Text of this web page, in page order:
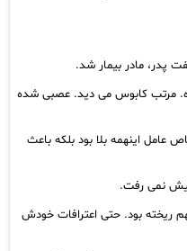
پدر، مادر بیمار شد.
مرتب کابوس می دید. عصبی شده
اینهمه بلا بود بلکه باعث
نمی رفت.
ریخته بود. حتى اعترافات خودش